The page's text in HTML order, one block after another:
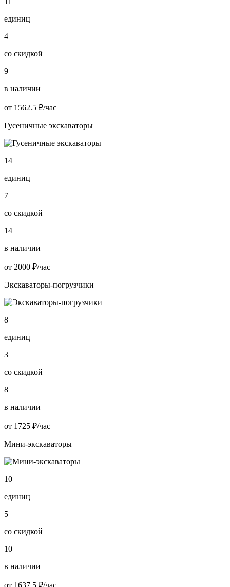
единиц
4
со скидкой
9
в наличии
от 1562.5 ₽/час
Гусеничные экскаваторы
14
единиц
7
со скидкой
14
в наличии
от 2000 ₽/час
Экскаваторы-погрузчики
8
единиц
3
со скидкой
8
в наличии
от 1725 ₽/час
Мини-экскаваторы
10
единиц
5
со скидкой
10
в наличии
от 1637.5 ₽/час